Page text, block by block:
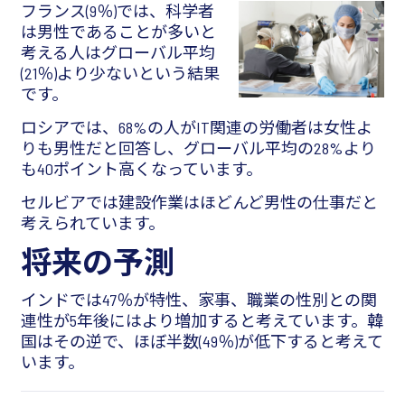
フランス(9％)では、科学者
は男性であることが多いと
考える人はグローバル平均
(21％)より少ないという結果
です。
ロシアでは、68%の人がIT関連の労働者は女性よ
りも男性だと回答し、グローバル平均の28%より
も40ポイント高くなっています。
セルビアでは建設作業はほどんど男性の仕事だと
考えられています。
将来の予測
インドでは47％が特性、家事、職業の性別との関
連性が5年後にはより増加すると考えています。韓
国はその逆で、ほぼ半数(49％)が低下すると考えて
います。